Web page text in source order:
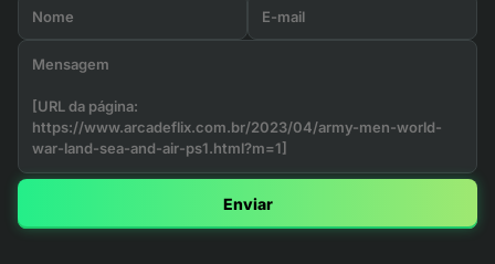
Enviar